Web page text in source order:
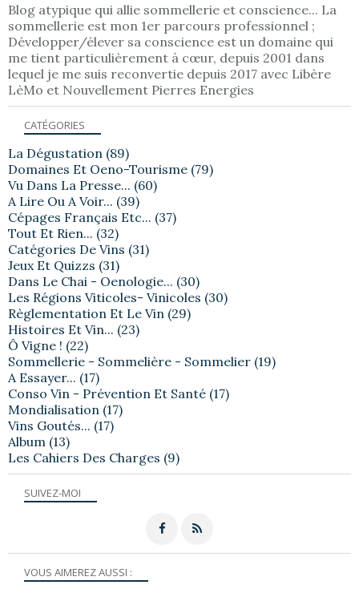
SUIVEZ-MOI
Blog atypique qui allie sommellerie et conscience... La
sommellerie est mon 1er parcours professionnel ;
Développer/élever sa conscience est un domaine qui
me tient particulièrement à cœur, depuis 2001 dans
lequel je me suis reconvertie depuis 2017 avec Libère
LèMo et Nouvellement Pierres Energies
VOUS AIMEREZ AUSSI :
CATÉGORIES
La Dégustation (89)
Domaines Et Oeno-Tourisme (79)
Vu Dans La Presse... (60)
A Lire Ou A Voir... (39)
Cépages Français Etc... (37)
Tout Et Rien... (32)
Catégories De Vins (31)
Jeux Et Quizzs (31)
Dans Le Chai - Oenologie... (30)
Les Régions Viticoles- Vinicoles (30)
Règlementation Et Le Vin (29)
Histoires Et Vin... (23)
Ô Vigne ! (22)
Sommellerie - Sommelière - Sommelier (19)
A Essayer... (17)
Conso Vin - Prévention Et Santé (17)
Mondialisation (17)
Vins Goutés... (17)
Album (13)
Les Cahiers Des Charges (9)